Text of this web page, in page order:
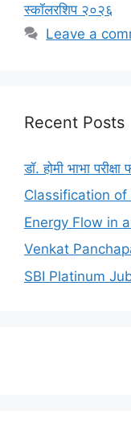
स्कॉलरशिप २०२६
Leave a
Recent Posts
डॉ. होमी भाभा परीक्षा
Classification of
Energy Flow in
Venkat
SBI Platinum